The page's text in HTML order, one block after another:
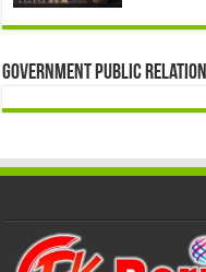
Government Public Relation